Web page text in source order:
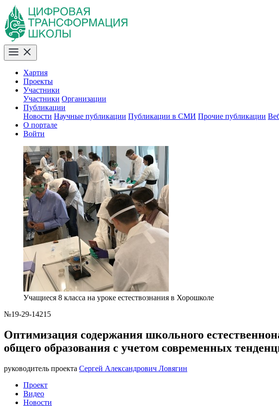
Хартия
Проекты
Участники
Участники Организации
Публикации
Новости Научные публикации Публикации в СМИ Прочие публикации
О портале
Войти
Учащиеся 8 класса на уроке естествознания в Хорошколе
№19-29-14215
Оптимизация содержания школьного
общего образования с учетом современных
руководитель проекта Сергей Александрович Ловягин
Проект
Видео
Новости